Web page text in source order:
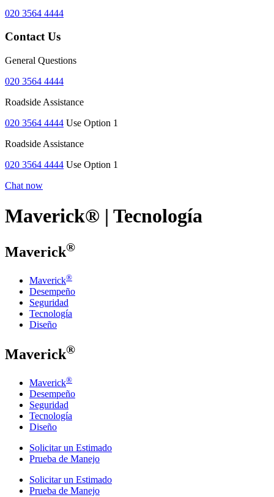
020 3564 4444
Contact Us
General Questions
020 3564 4444
Roadside Assistance
020 3564 4444 Use Option 1
Roadside Assistance
020 3564 4444 Use Option 1
Chat now
Maverick® | Tecnología
Maverick®
Maverick®
Desempeño
Seguridad
Tecnología
Diseño
Maverick®
Maverick®
Desempeño
Seguridad
Tecnología
Diseño
Solicitar un Estimado
Prueba de Manejo
Solicitar un Estimado
Prueba de Manejo